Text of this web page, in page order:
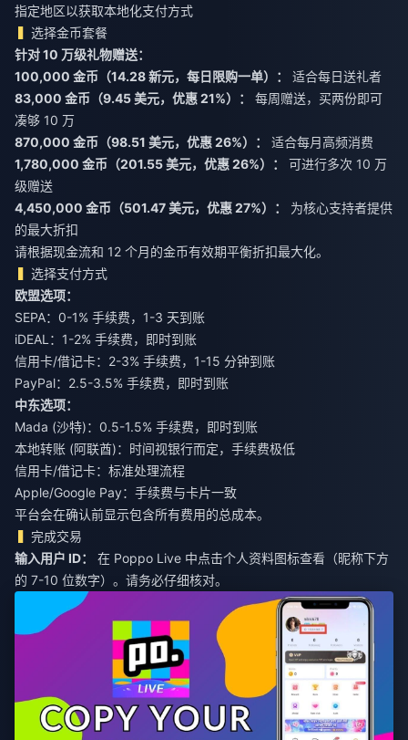
指定地区以获取本地化支付方式
选择金币套餐
针对 10 万级礼物赠送：
100,000 金币（14.28 新元，每日限购一单）：
适合每日送礼者
83,000 金币（9.45 美元，优惠 21%）：
每周赠送，买两份即可
凑够 10 万
870,000 金币（98.51 美元，优惠 26%）：
适合每月高频消费
1,780,000 金币（201.55 美元，优惠 26%）：
可进行多次 10 万
级赠送
4,450,000 金币（501.47 美元，优惠 27%）：
为核心支持者提供
的最大折扣
请根据现金流和 12 个月的金币有效期平衡折扣最大化。
选择支付方式
欧盟选项：
SEPA：0-1% 手续费，1-3 天到账
iDEAL：1-2% 手续费，即时到账
信用卡/借记卡：2-3% 手续费，1-15 分钟到账
PayPal：2.5-3.5% 手续费，即时到账
中东选项：
Mada (沙特)：0.5-1.5% 手续费，即时到账
本地转账 (阿联酋)：时间视银行而定，手续费极低
信用卡/借记卡：标准处理流程
Apple/Google Pay：手续费与卡片一致
平台会在确认前显示包含所有费用的总成本。
完成交易
输入用户 ID：
在 Poppo Live 中点击个人资料图标查看（昵称下方
的 7-10 位数字）。请务必仔细核对。